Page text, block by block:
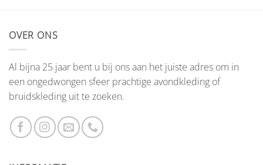
OVER ONS
Al bijna 25 jaar bent u bij ons aan het juiste adres om in
een ongedwongen sfeer prachtige avondkleding of
bruidskleding uit te zoeken.